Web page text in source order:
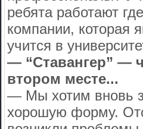
ребята работают
компании, которая
учится в
— “Ставангер” —
втором месте...
— Мы хотим вновь
хорошую форму.